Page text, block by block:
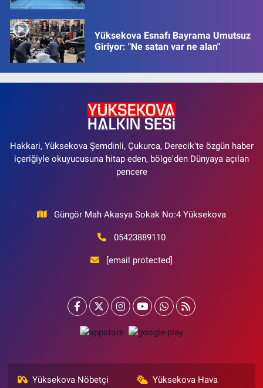
Yüksekova Esnafı Bayrama Umutsuz
Giriyor: "Ne satan var ne alan"
Hakkari, Yüksekova Şemdinli, Çukurca, Derecik'te özgün haber
içeriğiyle okuyucusuna hitap eden, bölge'den Dünyaya açılan
pencere
Güngör Mah Akasya Sokak No:4 Yüksekova
05423889110
[email protected]
Yüksekova Nöbetçi
Yüksekova Hava